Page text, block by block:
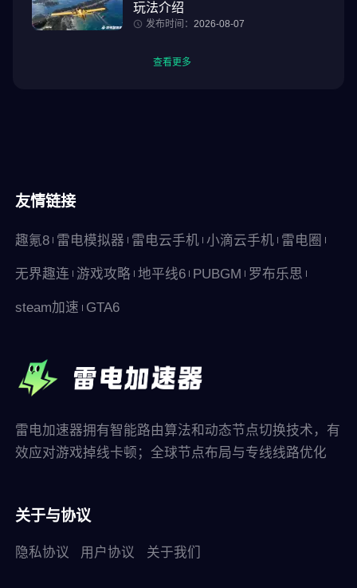
玩法介绍
发布时间： 2026-08-07
查看更多
友情链接
趣氪8 雷电模拟器 雷电云手机 小滴云手机 雷电圈
无界趣连 游戏攻略 地平线6 PUBGM 罗布乐思
steam加速 GTA6
雷电加速器拥有智能路由算法和动态节点切换技术，有
效应对游戏掉线卡顿；全球节点布局与专线线路优化
关于与协议
隐私协议 用户协议 关于我们